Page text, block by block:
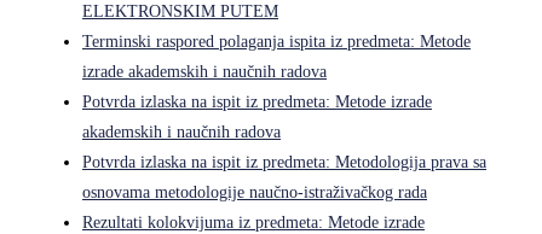
ELEKTRONSKIM PUTEM
Terminski raspored polaganja ispita iz predmeta: Metode
izrade akademskih i naučnih radova
Potvrda izlaska na ispit iz predmeta: Metode izrade
akademskih i naučnih radova
Potvrda izlaska na ispit iz predmeta: Metodologija prava sa
osnovama metodologije naučno-istraživačkog rada
Rezultati kolokvijuma iz predmeta: Metode izrade